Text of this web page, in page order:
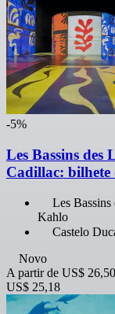
-5%
Les Bassins des
Cadillac: bilhete
Les
Kahlo
Castelo
Novo
A partir de US$ 26,50
US$ 25,18